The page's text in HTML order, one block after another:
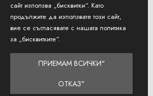
РАБОТНО ВРЕМЕ
Понеделник - Петък: 9AM -
Събота: 9AM - 13PM
Неделя: Затворено
сайт използва „бисквитки“. Като
продължите да използвате този сайт,
вие се съгласявате с нашата политика
за „бисквитките“.
ПРИЕМАМ ВСИЧКИ"
ОТКАЗ"